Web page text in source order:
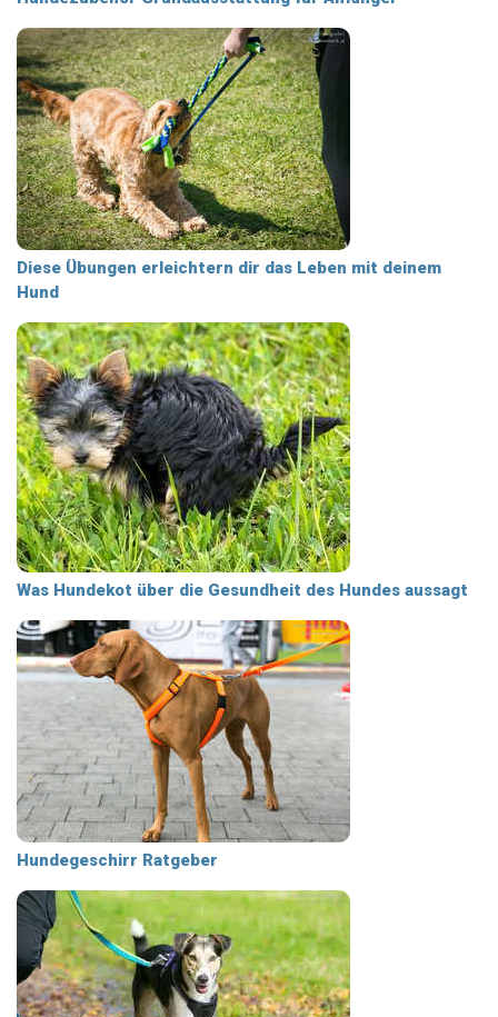
Diese Übungen erleichtern dir das Leben mit deinem
Hund
Was Hundekot über die Gesundheit des Hundes aussagt
Hundegeschirr Ratgeber